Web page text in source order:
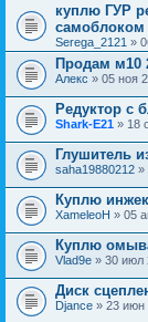
куплю ГУР
самоблоком
Serega_2121 »
Продам м10
Алекс » 05 ноя
Редуктор с
Shark-E21 » 18
Глушитель
saha19880212 »
Куплю
XameleoH » 05
Куплю
Vlad9e » 30 июл
Диск
Djance » 23 июн